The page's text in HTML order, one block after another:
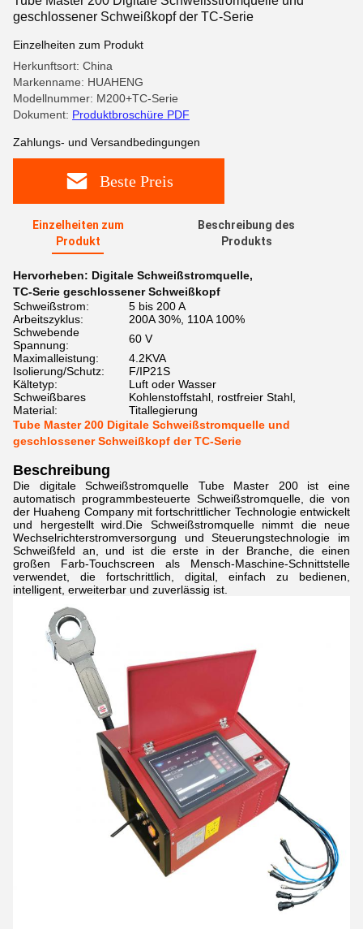
geschlossener Schweißkopf der TC-Serie
Einzelheiten zum Produkt
Herkunftsort: China
Markenname: HUAHENG
Modellnummer: M200+TC-Serie
Dokument: Produktbroschüre PDF
Zahlungs- und Versandbedingungen
Beste Preis
Einzelheiten zum
Produkt
Beschreibung des
Produkts
Hervorheben: Digitale Schweißstromquelle,
TC-Serie geschlossener Schweißkopf
Schweißstrom:
5 bis 200 A
Arbeitszyklus:
200A 30%, 110A 100%
Schwebende
Spannung:
60 V
Maximalleistung:
4.2KVA
Isolierung/Schutz:
F/IP21S
Kältetyp:
Luft oder Wasser
Schweißbares
Material:
Kohlenstoffstahl, rostfreier Stahl,
Titallegierung
Tube Master 200 Digitale Schweißstromquelle und
geschlossener Schweißkopf der TC-Serie
Beschreibung
Die digitale Schweißstromquelle Tube Master 200 ist eine
automatisch programmbesteuerte Schweißstromquelle, die von
der Huaheng Company mit fortschrittlicher Technologie entwickelt
und hergestellt wird.Die Schweißstromquelle nimmt die neue
Wechselrichterstromversorgung und Steuerungstechnologie im
Schweißfeld an, und ist die erste in der Branche, die einen
großen Farb-Touchscreen als Mensch-Maschine-Schnittstelle
verwendet, die fortschrittlich, digital, einfach zu bedienen,
intelligent, erweiterbar und zuverlässig ist.